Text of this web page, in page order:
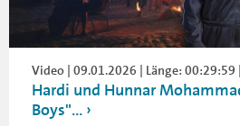
Video | 09.01.2026 | Länge: 00:29:59 |
Hardi und Hunnar
Boys"...